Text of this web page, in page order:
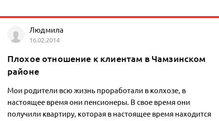
Людмила
16.02.2014
Плохое отношение к клиентам в Чамзинском
районе
Мои родители всю жизнь проработали в колхозе, в
настоящее время они пенсионеры. В свое время они
получили квартиру, которая в настоящее время находится